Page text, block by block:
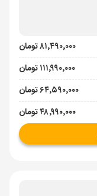
۸۱٬۴۹۰٬۰۰۰ تومان
۱۱۱٬۹۹۰٬۰۰۰ تومان
۶۴٬۵۹۰٬۰۰۰ تومان
۴۸٬۹۹۰٬۰۰۰ تومان